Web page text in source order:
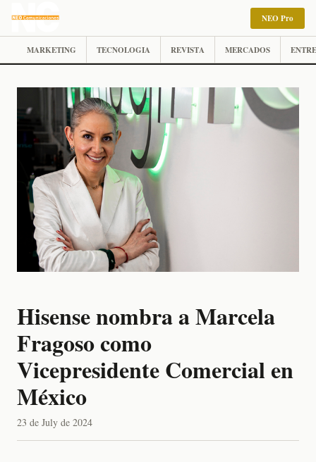
NEO Pro
MARKETING TECNOLOGIA REVISTA MERCADOS
Hisense nombra a Marcela
Fragoso como
Vicepresidente Comercial en
México
23 de July de 2024